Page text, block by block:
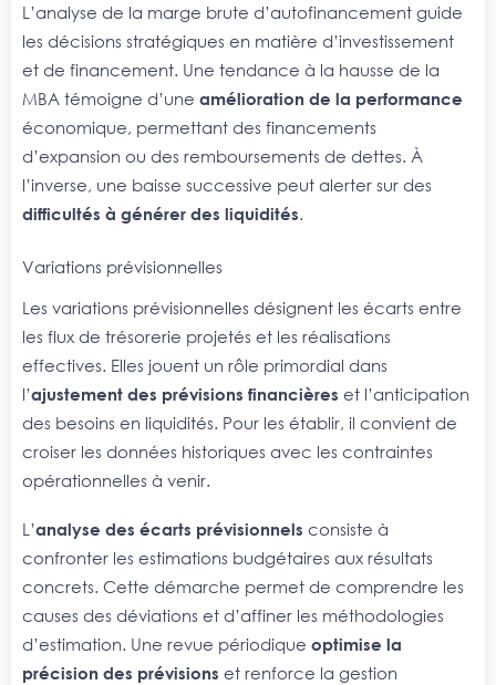
L’analyse de la marge brute d’autofinancement guide
les décisions stratégiques en matière d’investissement
et de financement. Une tendance à la hausse de la
MBA témoigne d’une amélioration de la performance
économique, permettant des financements
d’expansion ou des remboursements de dettes. À
l’inverse, une baisse successive peut alerter sur des
difficultés à générer des liquidités.
Variations prévisionnelles
Les variations prévisionnelles désignent les écarts entre
les flux de trésorerie projetés et les réalisations
effectives. Elles jouent un rôle primordial dans
l’ajustement des prévisions financières et l’anticipation
des besoins en liquidités. Pour les établir, il convient de
croiser les données historiques avec les contraintes
opérationnelles à venir.
L’analyse des écarts prévisionnels consiste à
confronter les estimations budgétaires aux résultats
concrets. Cette démarche permet de comprendre les
causes des déviations et d’affiner les méthodologies
d’estimation. Une revue périodique optimise la
précision des prévisions et renforce la gestion